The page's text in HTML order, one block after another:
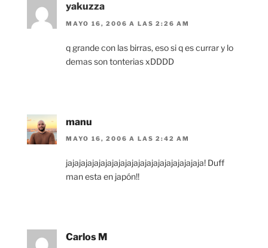
yakuzza
MAYO 16, 2006 A LAS 2:26 AM
q grande con las birras, eso si q es currar y lo
demas son tonterias xDDDD
manu
MAYO 16, 2006 A LAS 2:42 AM
jajajajajajajajajajajajajajajajajajajajaja! Duff
man esta en japón!!
Carlos M